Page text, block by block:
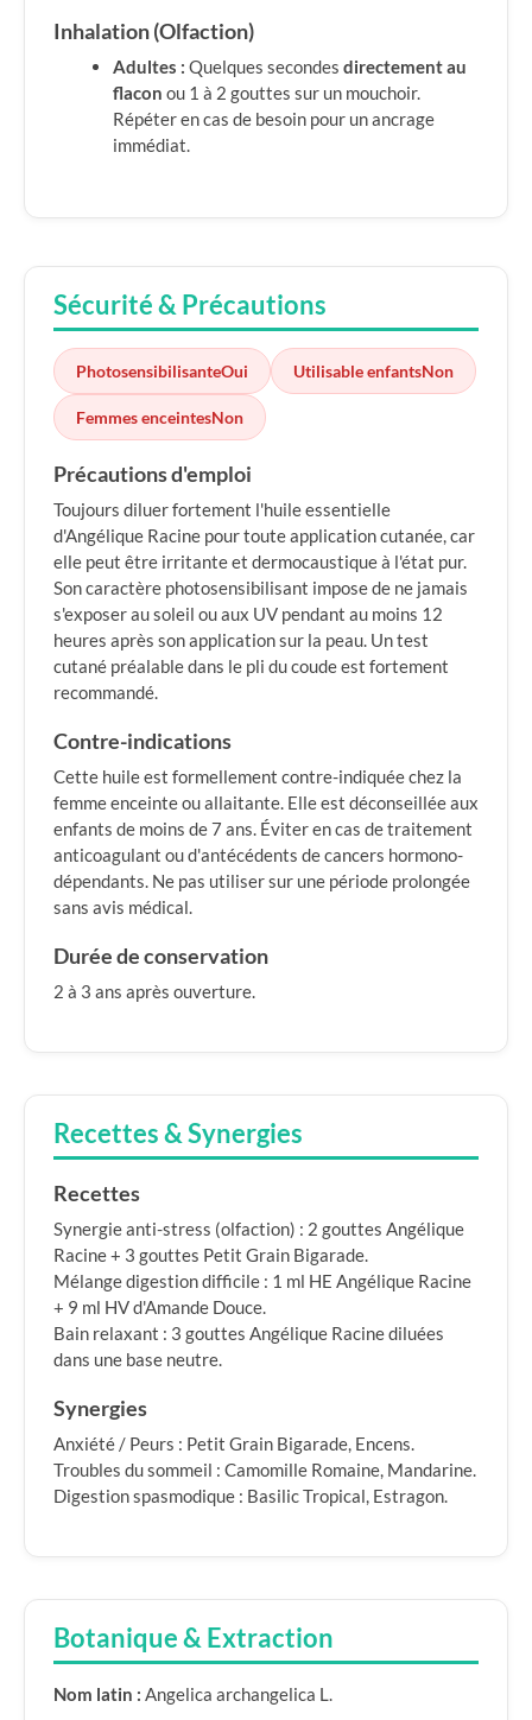
Inhalation (Olfaction)
Adultes : Quelques secondes directement au
flacon ou 1 à 2 gouttes sur un mouchoir.
Répéter en cas de besoin pour un ancrage
immédiat.
Sécurité & Précautions
PhotosensibilisanteOui Utilisable enfantsNon
Femmes enceintesNon
Précautions d'emploi
Toujours diluer fortement l'huile essentielle
d'Angélique Racine pour toute application cutanée, car
elle peut être irritante et dermocaustique à l'état pur.
Son caractère photosensibilisant impose de ne jamais
s'exposer au soleil ou aux UV pendant au moins 12
heures après son application sur la peau. Un test
cutané préalable dans le pli du coude est fortement
recommandé.
Contre-indications
Cette huile est formellement contre-indiquée chez la
femme enceinte ou allaitante. Elle est déconseillée aux
enfants de moins de 7 ans. Éviter en cas de traitement
anticoagulant ou d'antécédents de cancers hormono-
dépendants. Ne pas utiliser sur une période prolongée
sans avis médical.
Durée de conservation
2 à 3 ans après ouverture.
Recettes & Synergies
Recettes
Synergie anti-stress (olfaction) : 2 gouttes Angélique
Racine + 3 gouttes Petit Grain Bigarade.
Mélange digestion difficile : 1 ml HE Angélique Racine
+ 9 ml HV d'Amande Douce.
Bain relaxant : 3 gouttes Angélique Racine diluées
dans une base neutre.
Synergies
Anxiété / Peurs : Petit Grain Bigarade, Encens.
Troubles du sommeil : Camomille Romaine, Mandarine.
Digestion spasmodique : Basilic Tropical, Estragon.
Botanique & Extraction
Nom latin : Angelica archangelica L.